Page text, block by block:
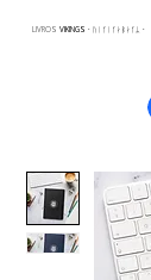
LIVROS VIKINGS · ᚢᛁᚴᛁᚴᛅᛒᛅᚴᛦ ·